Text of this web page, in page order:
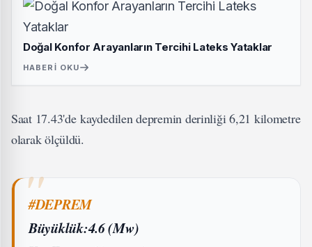
Doğal Konfor Arayanların Tercihi Lateks Yataklar
HABERI OKU
Saat 17.43'de kaydedilen depremin derinliği 6,21 kilometre
olarak ölçüldü.
#DEPREM
Büyüklük:4.6 (Mw)